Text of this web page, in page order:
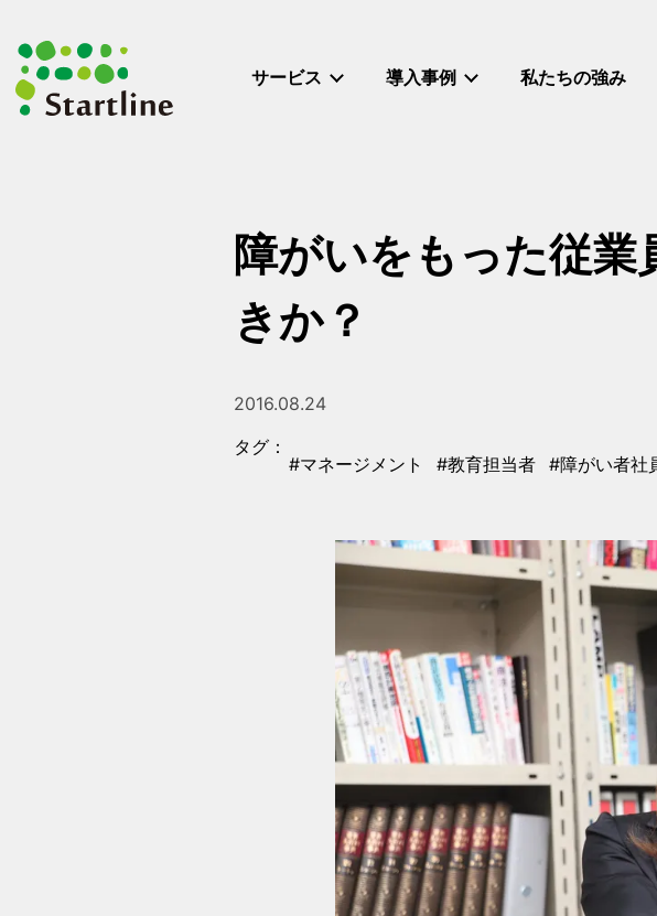
コ
サービス 導入事例 私たちの強み
障がいをもった従
きか？
投稿日
2016.08.24
タグ：
タグ
#マネージメント
タグ
#教育担当者
タグ
#障がい者社